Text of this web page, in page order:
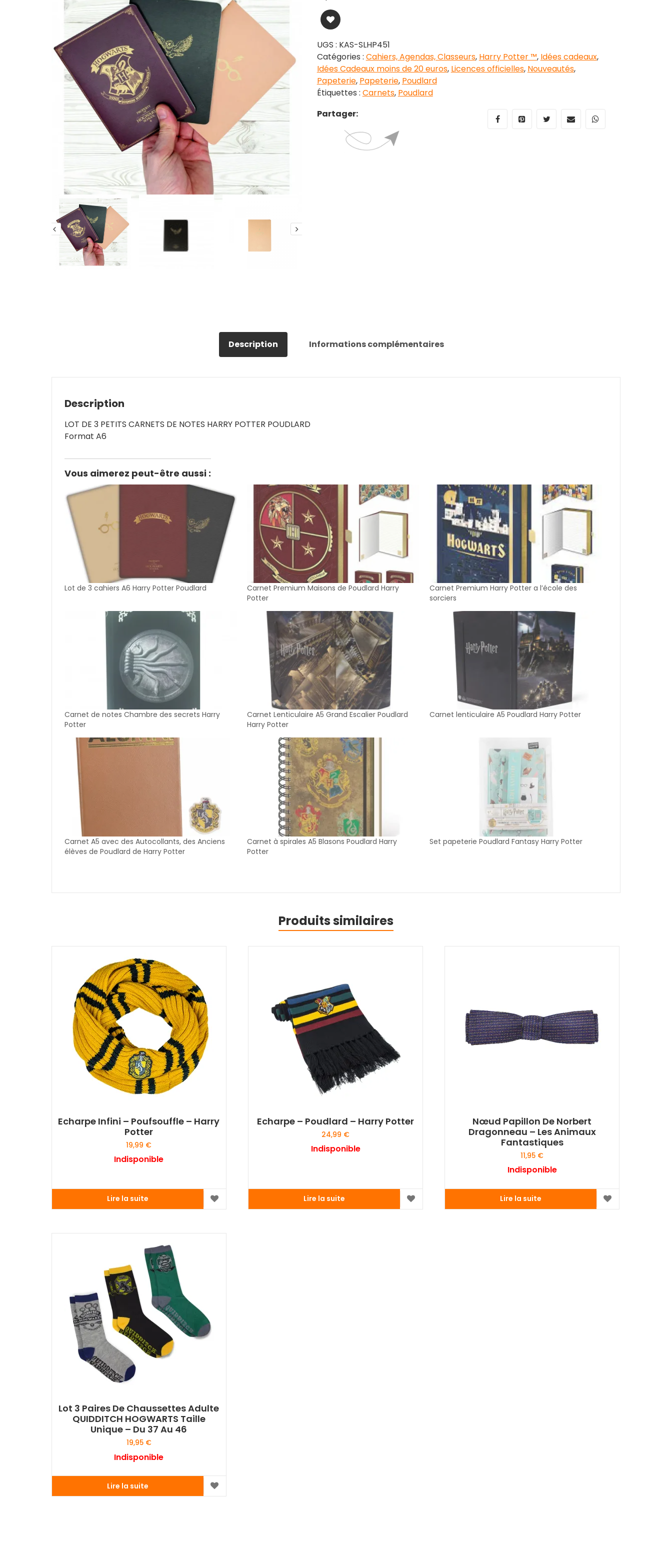
UGS : KAS-SLHP451
Catégories : Cahiers, Agendas, Classeurs, Harry Potter ™, Idées cadeaux,
Idées Cadeaux moins de 20 euros, Licences officielles, Nouveautés,
Papeterie, Papeterie, Poudlard
Étiquettes : Carnets, Poudlard
Partager:
Description Informations complémentaires
Description
LOT DE 3 PETITS CARNETS DE NOTES HARRY POTTER POUDLARD
Format A6
Vous aimerez peut-être aussi :
Lot de 3 cahiers A6 Harry Potter Poudlard
Carnet Premium Maisons de Poudlard Harry
Potter
Carnet Premium Harry Potter a l’école des
sorciers
Carnet de notes Chambre des secrets Harry
Potter
Carnet Lenticulaire A5 Grand Escalier Poudlard
Harry Potter
Carnet lenticulaire A5 Poudlard Harry Potter
Carnet A5 avec des Autocollants, des Anciens
élèves de Poudlard de Harry Potter
Carnet à spirales A5 Blasons Poudlard Harry
Potter
Set papeterie Poudlard Fantasy Harry Potter
Produits similaires
Echarpe Infini – Poufsouffle – Harry
Potter
19,99 €
Indisponible
Lire la suite
Echarpe – Poudlard – Harry Potter
24,99 €
Indisponible
Lire la suite
Nœud Papillon De Norbert
Dragonneau – Les Animaux
Fantastiques
11,95 €
Indisponible
Lire la suite
Lot 3 Paires De Chaussettes Adulte
QUIDDITCH HOGWARTS Taille
Unique – Du 37 Au 46
19,95 €
Indisponible
Lire la suite